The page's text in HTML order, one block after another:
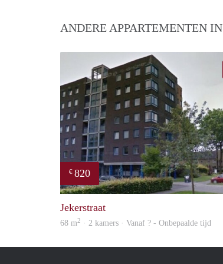
ANDERE APPARTEMENTEN IN
€ 820
Jekerstraat
68 m2 · 2 kamers · Vanaf ? - Onbepaalde tijd